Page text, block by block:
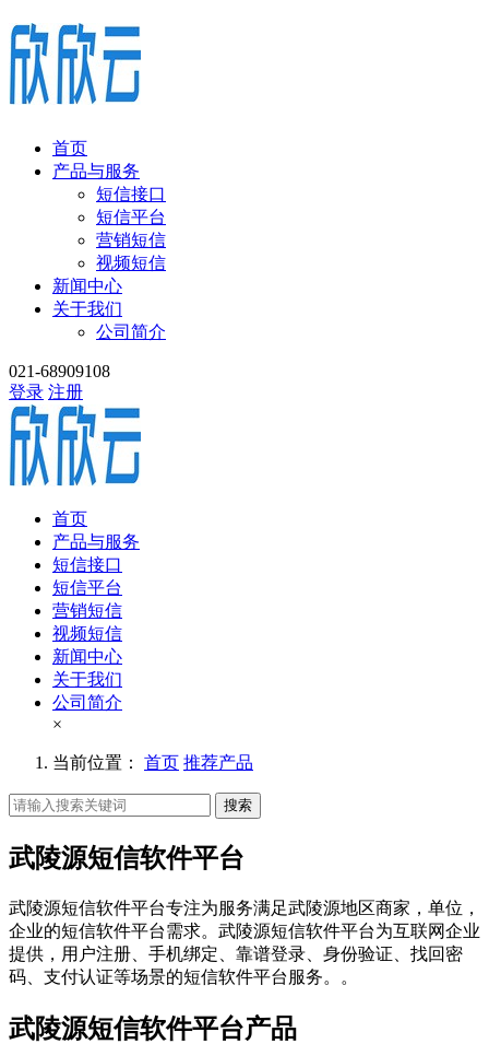
首页
产品与服务
短信接口
短信平台
营销短信
视频短信
新闻中心
关于我们
公司简介
021-68909108
登录 注册
首页
产品与服务
短信接口
短信平台
营销短信
视频短信
新闻中心
关于我们
公司简介
×
当前位置： 首页 推荐产品
搜索
武陵源短信软件平台
武陵源短信软件平台专注为服务满足武陵源地区商家，单位，
企业的短信软件平台需求。武陵源短信软件平台为互联网企业
提供，用户注册、手机绑定、靠谱登录、身份验证、找回密
码、支付认证等场景的短信软件平台服务。。
武陵源短信软件平台产品